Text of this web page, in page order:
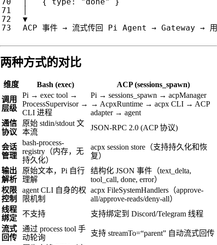
{ type : "done"
}
▼
ACP 事件 → 流式传回 Pi Agent → Gateway →
两种方式的对比
维度 Bash (exec)
ACP (sessions_spawn)
调用
层级
Pi → exec tool →
ProcessSupervisor →
CLI 进程
Pi → sessions_spawn → acpManager
→ AcpxRuntime → acpx CLI → ACP
adapter → agent
通信
协议
原始 stdin/stdout 文
本流
JSON-RPC 2.0 (ACP 协议)
会话
管理
bash-process-
registry（内存，无
持久化）
acpx session store（支持持久化和恢
复）
输出
解析
原始文本，Pi 自行
理解
结构化 JSON 事件（text_delta,
tool_call, done, error）
权限
控制
agent CLI 自身的权
限机制
acpx FileSystemHandlers（approve-
all/approve-reads/deny-all）
线程
绑定
不支持
支持绑定到 Discord/Telegram 线程
流式
回传
通过 process tool 手
动轮询
支持 streamTo=“parent” 自动流式回传